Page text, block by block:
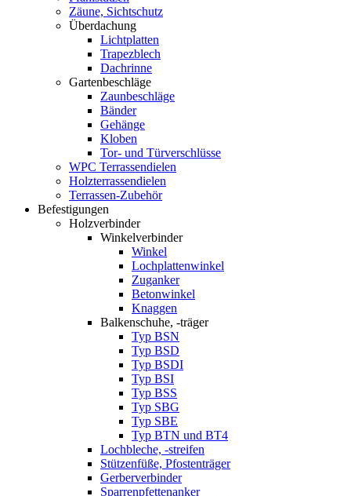
Zäune, Sichtschutz
Überdachung
Lichtplatten
Trapezblech
Dachrinne
Gartenbeschläge
Zaunbeschläge
Bänder
Gehänge
Kloben
Tor- und Türverschlüsse
WPC Terrassendielen
Holzterrassendielen
Terrassen-Zubehör
Befestigungen
Holzverbinder
Winkelverbinder
Winkel
Lochplattenwinkel
Zuganker
Betonwinkel
Knaggen
Balkenschuhe, -träger
Typ BSN
Typ BSD
Typ BSDI
Typ BSI
Typ BSS
Typ SBG
Typ SBE
Typ BTN und BT4
Lochbleche, -streifen
Stützenfüße, Pfostenträger
Gerberverbinder
Sparrenpfettenanker